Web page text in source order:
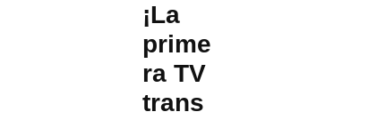
¡La
prime
ra TV
trans